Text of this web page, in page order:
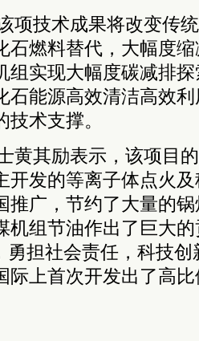
项技术成果将改变传
石燃料替代，大幅度
组实现大幅度碳减排
石能源高效清洁高效
术支撑。
黄其励表示，该项目
开发的等离子体点火
推广，节约了大量的
机组节油作出了巨大
勇担社会责任，科技
际上首次开发出了高